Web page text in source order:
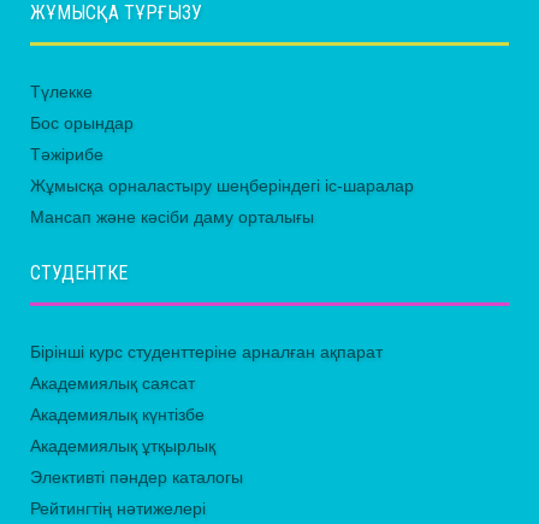
ЖҰМЫСҚА ТҰРҒЫЗУ
Түлекке
Бос орындар
Тәжірибе
Жұмысқа орналастыру шеңберіндегі іс-шаралар
Мансап және кәсіби даму орталығы
СТУДЕНТКЕ
Бірінші курс студенттеріне арналған ақпарат
Академиялық саясат
Академиялық күнтізбе
Академиялық ұтқырлық
Элективті пәндер каталогы
Рейтингтің нәтижелері